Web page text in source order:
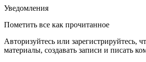
Уведомления
Пометить все как прочитанное
Авторизуйтесь или зарегистрируйтесь,
материалы, создавать записи и писать